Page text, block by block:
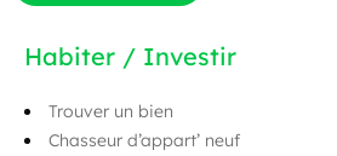
Habiter / Investir
Trouver un bien
Chasseur d’appart’ neuf